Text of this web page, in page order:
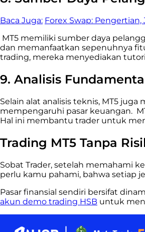
Baca Juga: Forex Swap:
MT5 memiliki sumber daya
dan memanfaatkan sepenuhnya
trading, mereka menyediakan
9. Analisis
Selain alat analisis teknis, MT5
mempengaruhi pasar keuangan.
Hal ini membantu trader untuk
Trading MT5 Tanpa
Sobat Trader, setelah memahami
perlu kamu pahami, bahwa setiap
Pasar finansial sendiri bersifat
akun demo trading HSB untuk